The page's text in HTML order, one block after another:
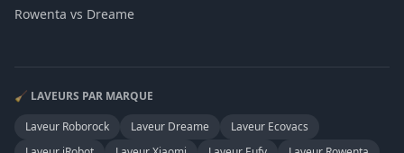
Rowenta vs Dreame
🧹 LAVEURS PAR MARQUE
Laveur Roborock Laveur Dreame Laveur Ecovacs